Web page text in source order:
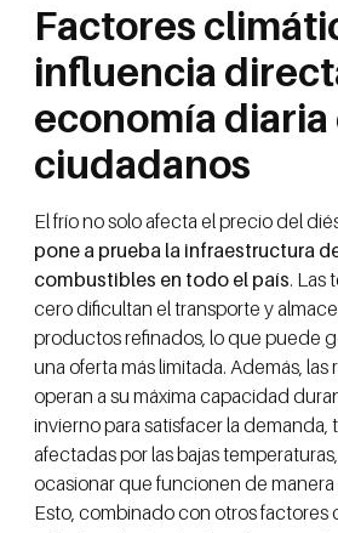
Factores
influencia
economía diaria
ciudadanos
El frío no solo afecta el precio del
pone a prueba la infraestructura
combustibles en todo el país. Las
cero dificultan el transporte y
productos refinados, lo que puede
una oferta más limitada. Además, las
operan a su máxima capacidad
invierno para satisfacer la demanda,
afectadas por las bajas
ocasionar que funcionen de
Esto, combinado con otros factores